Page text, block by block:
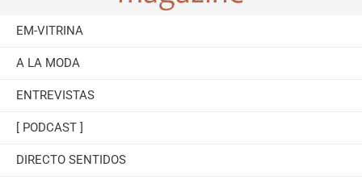
EM-VITRINA
A LA MODA
ENTREVISTAS
[ PODCAST ]
DIRECTO SENTIDOS